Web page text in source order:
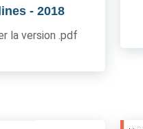
- 2018
la version .pdf